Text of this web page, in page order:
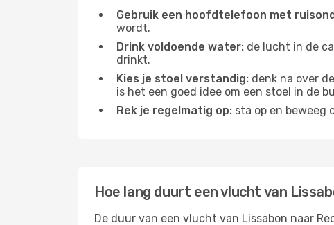
Gebruik een hoofdtelefoon met
wordt.
Drink voldoende water: de lucht in de
drinkt.
Kies je stoel verstandig: denk na over
is het een goed idee om een ​​stoel in de
Rek je regelmatig op: sta op en beweeg
Hoe lang duurt een vlucht van
De duur van een vlucht van Lissabon naar